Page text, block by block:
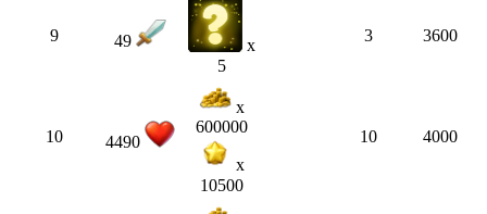
9 49
x
5
3 3600
10 4490
x
600000
x
10500
10 4000